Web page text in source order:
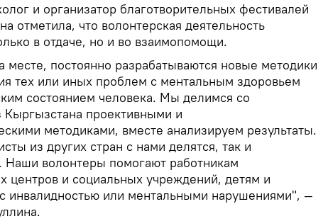
и организатор благотворительных фестивалей
отметила, что волонтерская деятельность
в отдаче, но и во взаимопомощи.
месте, постоянно разрабатываются новые методики
тех или иных проблем с ментальным здоровьем
состоянием человека. Мы делимся со
Кыргызстана проективными и
методиками, вместе анализируем результаты.
из других стран с нами делятся, так и
Наши волонтеры помогают работникам
центров и социальных учреждений, детям и
инвалидностью или ментальными нарушениями", —